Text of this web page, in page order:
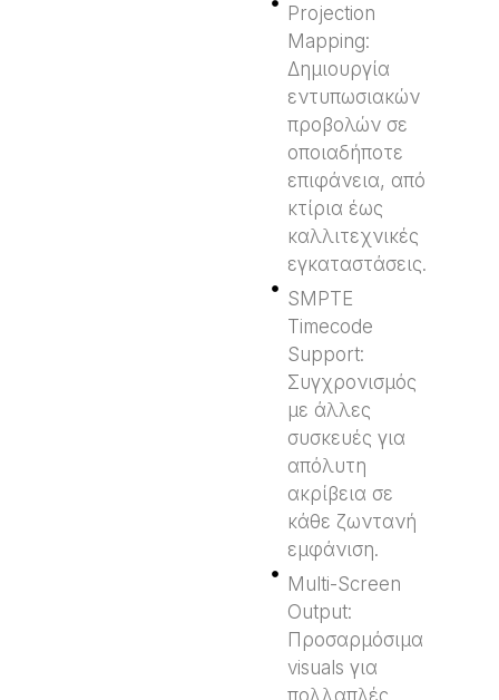
Projection
Mapping:
Δημιουργία
εντυπωσιακών
προβολών σε
οποιαδήποτε
επιφάνεια, από
κτίρια έως
καλλιτεχνικές
εγκαταστάσεις.
SMPTE
Timecode
Support:
Συγχρονισμός
με άλλες
συσκευές για
απόλυτη
ακρίβεια σε
κάθε ζωντανή
εμφάνιση.
Multi-Screen
Output:
Προσαρμόσιμα
visuals για
πολλαπλές